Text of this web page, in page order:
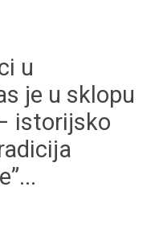
u
je u sklopu
istorijsko